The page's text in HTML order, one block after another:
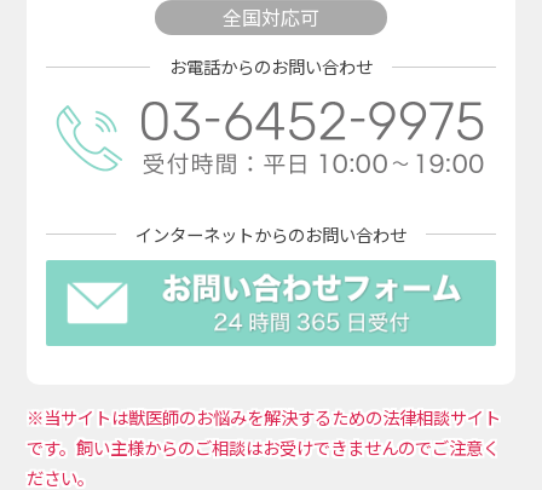
全国対応可
お電話からのお問い合わせ
インターネットからのお問い合わせ
※当サイトは獣医師のお悩みを解決するための法律相談サイト
です。飼い主様からのご相談はお受けできませんのでご注意く
ださい。